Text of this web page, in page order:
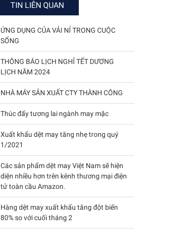
TIN LIÊN QUAN
ỨNG DỤNG CỦA VẢI NỈ TRONG CUỘC
SỐNG
THÔNG BÁO LỊCH NGHỈ TẾT DƯƠNG
LỊCH NĂM 2024
NHÀ MÁY SẢN XUẤT CTY THÀNH CÔNG
Thúc đẩy tương lai ngành may mặc
Xuất khẩu dệt may tăng nhẹ trong quý
1/2021
Các sản phẩm dệt may Việt Nam sẽ hiện
diện nhiều hơn trên kênh thương mại điện
tử toàn cầu Amazon.
Hàng dệt may xuất khẩu tăng đột biến
80% so với cuối tháng 2